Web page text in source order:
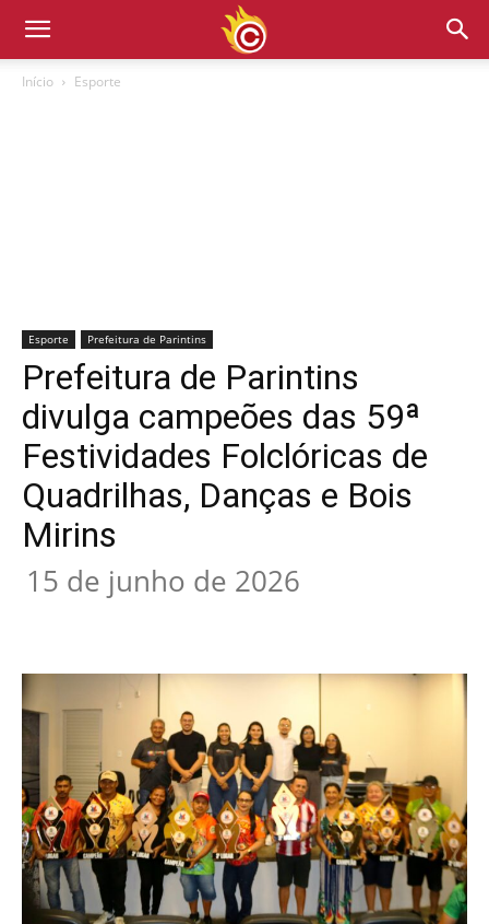
Início Esporte
Esporte Prefeitura de Parintins
Prefeitura de Parintins
divulga campeões das 59ª
Festividades Folclóricas de
Quadrilhas, Danças e Bois
Mirins
15 de junho de 2026